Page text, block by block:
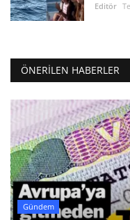
Editör
ÖNERILEN HABERLER
Gündem